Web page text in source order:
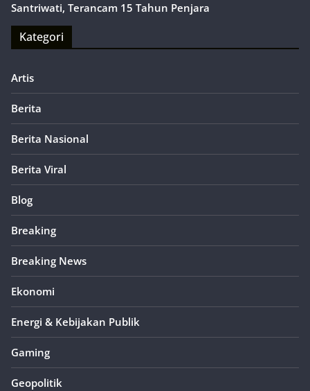
Santriwati, Terancam 15 Tahun Penjara
Kategori
Artis
Berita
Berita Nasional
Berita Viral
Blog
Breaking
Breaking News
Ekonomi
Energi & Kebijakan Publik
Gaming
Geopolitik